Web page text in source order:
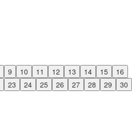
9 10 11 12 13 14 15
16
23 24 25 26 27 28 29
30